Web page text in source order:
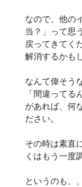
なので、他の
当？」って思
戻ってきてく
解消するかも
なんて偉そう
「間違って
があれば、何
ださい。
その時は素直
くはもう一度
というのも、、